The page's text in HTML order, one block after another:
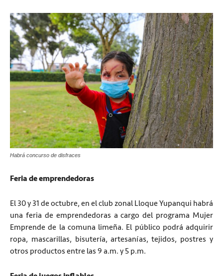
Habrá concurso de disfraces
Feria de emprendedoras
El 30 y 31 de octubre, en el club zonal Lloque Yupanqui habrá
una feria de emprendedoras a cargo del programa Mujer
Emprende de la comuna limeña. El público podrá adquirir
ropa, mascarillas, bisutería, artesanías, tejidos, postres y
otros productos entre las 9 a.m. y 5 p.m.